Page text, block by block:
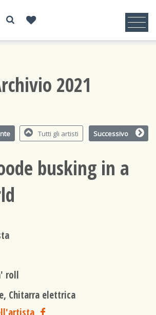
2021
Tutti gli artisti Successivo
busking in a
roll
Chitarra elettrica